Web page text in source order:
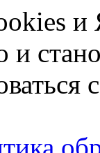
и
и